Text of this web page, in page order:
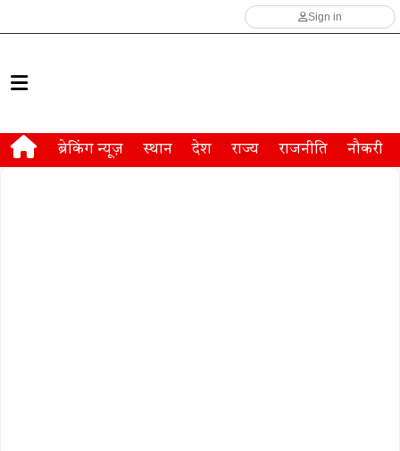
Sign in
ब्रेकिंग न्यूज़ स्थान देश राज्य राजनीति नौकरी